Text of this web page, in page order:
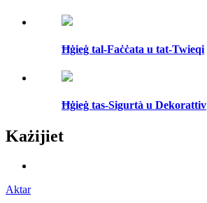
Ħġieġ tal-Faċċata u tat-Twieqi
Ħġieġ tas-Sigurtà u Dekorattiv
Każijiet
Aktar